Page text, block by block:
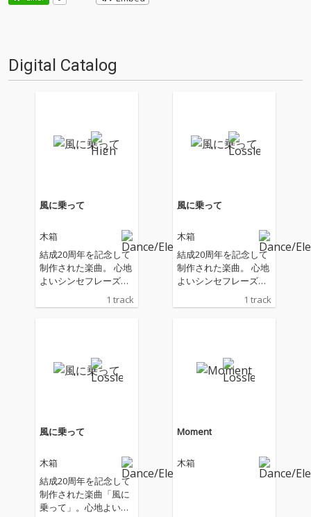
Digital Catalog
風に乗って
木箱
結成20周年を記念して
制作された楽曲。 心地
よいシンセフレーズと
のあるSAyAの歌声が心
素を取り入れつつも、
木箱らしいギミックが
1 track
風に乗って
木箱
結成20周年を記念して
制作された楽曲。 心地
よいシンセフレーズと
軽快なビートに透明感
のあるSAyAの歌声が心
素を取り入れつつも、
木箱らしいギミックが
1 track
風に乗って
木箱
結成20周年を記念して
制作された楽曲「風に
乗って」。心地よいシ
Moment
木箱